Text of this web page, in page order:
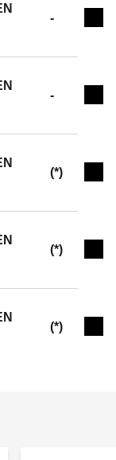
-
-
(*)
(*)
(*)